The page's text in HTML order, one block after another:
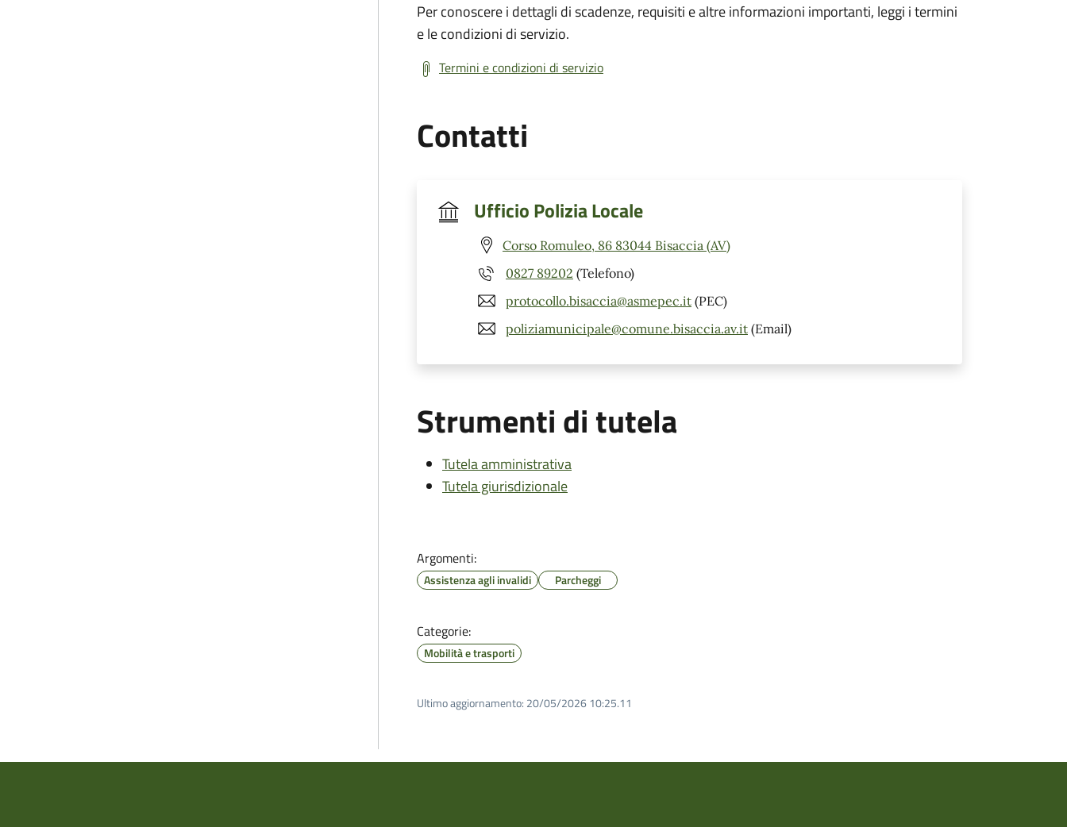
Per conoscere i dettagli di scadenze, requisiti e altre informazioni importanti, leggi i termini
e le condizioni di servizio.
Termini e condizioni di servizio
Contatti
Ufficio Polizia Locale
Corso Romuleo, 86 83044 Bisaccia (AV)
0827 89202 (Telefono)
protocollo.bisaccia@asmepec.it (PEC)
poliziamunicipale@comune.bisaccia.av.it (Email)
Strumenti di tutela
Tutela amministrativa
Tutela giurisdizionale
Argomenti:
Assistenza agli invalidi Parcheggi
Categorie:
Mobilità e trasporti
Ultimo aggiornamento: 20/05/2026 10:25.11